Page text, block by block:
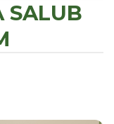
SALUB